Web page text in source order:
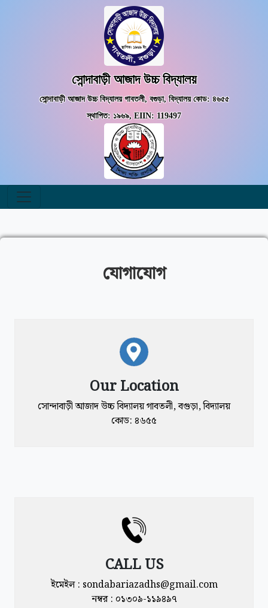
সোন্দাবাড়ী আজাদ উচ্চ বিদ্যালয়
সোন্দাবাড়ী আজাদ উচ্চ বিদ্যালয় গাবতলী, বগুড়া, বিদ্যালয় কোড: ৪৬৫৫
স্থাপিত: ১৯৬৯, EIIN: 119497
যোগাযোগ
Our Location
সোন্দাবাড়ী আজাদ উচ্চ বিদ্যালয় গাবতলী, বগুড়া, বিদ্যালয়
কোড: ৪৬৫৫
CALL US
ইমেইল : sondabariazadhs@gmail.com
নম্বর : ০১৩০৯-১১৯৪৯৭